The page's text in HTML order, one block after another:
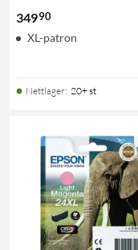
34990
XL-patron
Nettlager: 20+ st